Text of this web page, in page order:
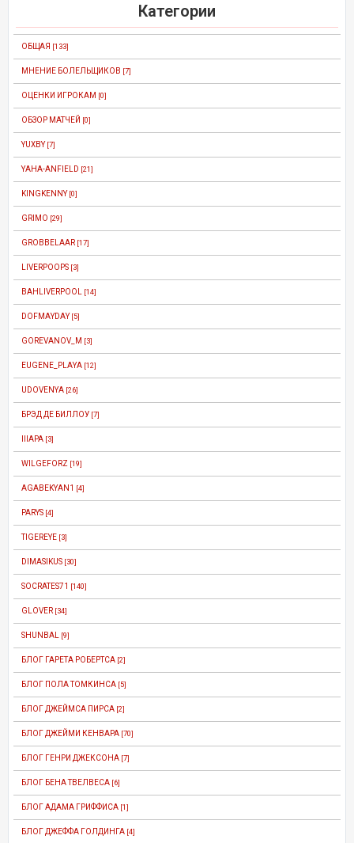
Категории
ОБЩАЯ [133]
МНЕНИЕ БОЛЕЛЬЩИКОВ [7]
ОЦЕНКИ ИГРОКАМ [0]
ОБЗОР МАТЧЕЙ [0]
YUXBY [7]
YAHA-ANFIELD [21]
KINGKENNY [0]
GRIMO [29]
GROBBELAAR [17]
LIVERPOOPS [3]
BAHLIVERPOOL [14]
DOFMAYDAY [5]
GOREVANOV_M [3]
EUGENE_PLAYA [12]
UDOVENYA [26]
БРЭД ДЕ БИЛЛОУ [7]
IIIAPA [3]
WILGEFORZ [19]
AGABEKYAN1 [4]
PARYS [4]
TIGEREYE [3]
DIMASIKUS [30]
SOCRATES71 [140]
GLOVER [34]
SHUNBAL [9]
БЛОГ ГАРЕТА РОБЕРТСА [2]
БЛОГ ПОЛА ТОМКИНСА [5]
БЛОГ ДЖЕЙМСА ПИРСА [2]
БЛОГ ДЖЕЙМИ КЕНВАРА [70]
БЛОГ ГЕНРИ ДЖЕКСОНА [7]
БЛОГ БЕНА ТВЕЛВЕСА [6]
БЛОГ АДАМА ГРИФФИСА [1]
БЛОГ ДЖЕФФА ГОЛДИНГА [4]